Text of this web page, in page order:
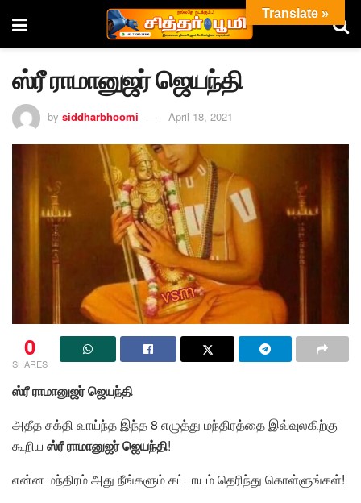
ஸ்ரீ ராமானுஜர் ஜெயந்தி
by siddharbhoomi April 18, 2021
0
SHARES
ஸ்ரீ ராமானுஜர் ஜெயந்தி
அதீத சக்தி வாய்ந்த இந்த 8 எழுத்து மந்திரத்தை இவ்வுலகிற்கு
கூறிய ஸ்ரீ ராமானுஜர் ஜெயந்தி!
என்ன மந்திரம் அது நீங்களும் கட்டாயம் தெரிந்து கொள்ளுங்கள்!
Translate »